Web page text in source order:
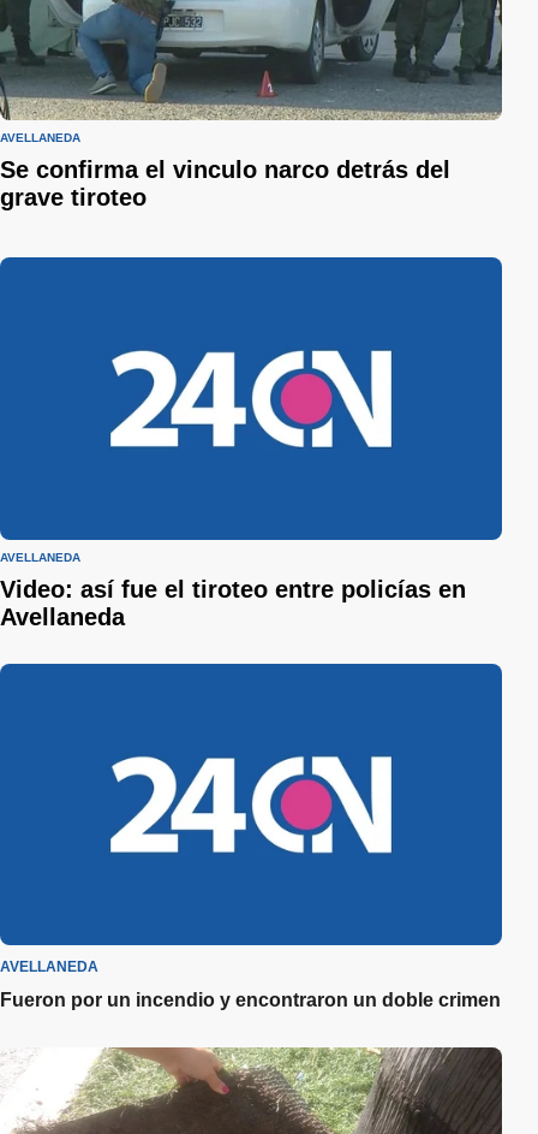
AVELLANEDA
Se confirma el vinculo narco detrás del
grave tiroteo
AVELLANEDA
Video: así fue el tiroteo entre policías en
Avellaneda
AVELLANEDA
Fueron por un incendio y encontraron un doble crimen